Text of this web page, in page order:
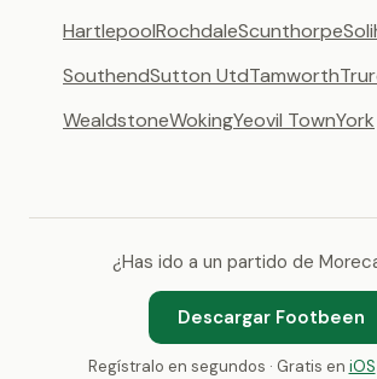
HartlepoolRochdaleScunthorpe
SouthendSutton UtdTamworth
WealdstoneWokingYeovil TownYork
¿Has ido a un partido de
Descargar Footbeen
Regístralo en segundos · Gratis en iOS